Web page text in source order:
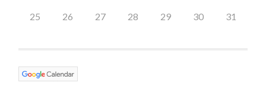
25 26 27 28 29 30 31